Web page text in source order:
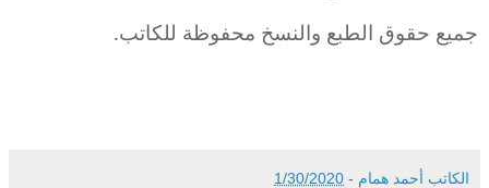
جميع حقوق الطبع والنسخ محفوظة للكاتب.
الكاتب أحمد همام -
1/30/2020